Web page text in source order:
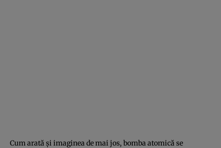
Cum arată şi imaginea de mai jos, bomba atomică se